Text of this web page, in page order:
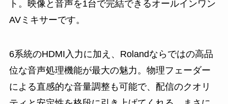
ト。映像と音声を1台で完結できるオールインワン
AVミキサーです。
6系統のHDMI入力に加え、Rolandならではの高品
位な音声処理機能が最大の魅力。物理フェーダー
による直感的な音量調整も可能で、配信のクオリ